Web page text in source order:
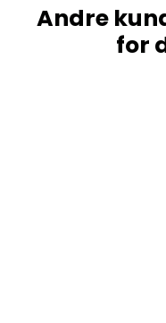
Andre
for